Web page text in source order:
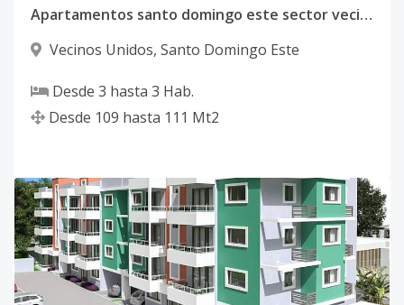
Apartamentos santo domingo este sector vecinos unidos
Vecinos Unidos, Santo Domingo Este
Desde 3 hasta 3 Hab.
Desde 109 hasta 111 Mt2